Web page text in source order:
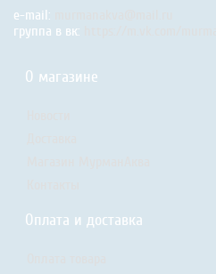
e-mail:
группа в вк:
О магазине
Оплата и доставка